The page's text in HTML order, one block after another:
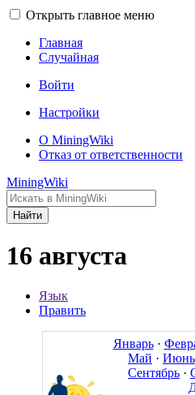
Открыть главное меню
Главная
Случайная
Войти
Настройки
О MiningWiki
Отказ от ответственности
MiningWiki
Найти
16 августа
Язык
Править
Январь·
Май · Июнь
Сентябрь ·